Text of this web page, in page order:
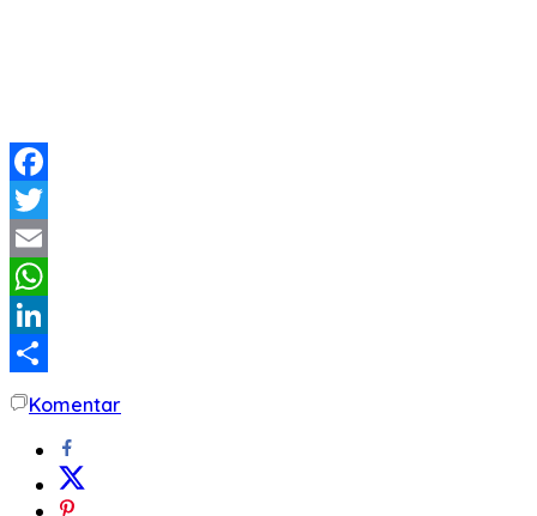
Facebook
Twitter
Email
WhatsApp
LinkedIn
ShareKomentar